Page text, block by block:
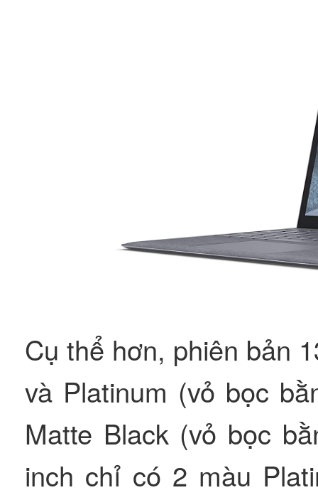
Cụ thể hơn, phiên bản
và Platinum (vỏ bọc
Matte Black (vỏ bọc
inch chỉ có 2 màu